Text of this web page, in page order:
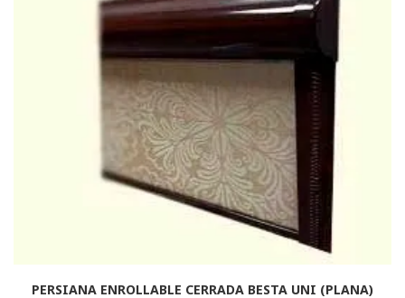
PERSIANA ENROLLABLE CERRADA BESTA UNI (PLANA)